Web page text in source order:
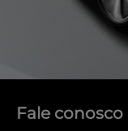
Fale conosco